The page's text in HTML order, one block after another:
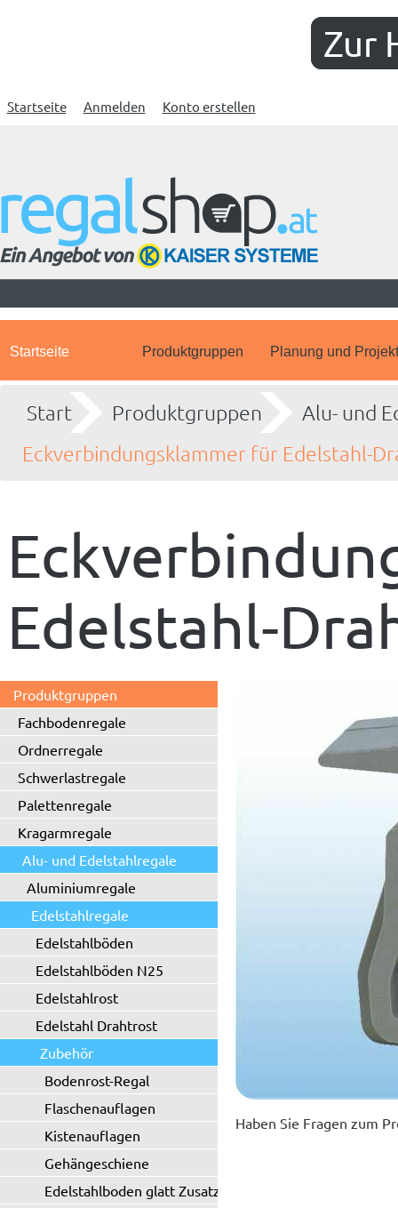
Zur
Startseite Anmelden Konto erstellen
Startseite Produktgruppen Planung und
Start Produktgruppen
Alu- und
Eckverbindungsklammer für Edelstahl-
Edelstahl-
Produktgruppen
Fachbodenregale
Ordnerregale
Schwerlastregale
Palettenregale
Kragarmregale
Alu- und Edelstahlregale
Aluminiumregale
Edelstahlregale
Edelstahlböden
Edelstahlböden N25
Edelstahlrost
Edelstahl Drahtrost
Zubehör
Bodenrost-Regal
Flaschenauflagen
Kistenauflagen
Gehängeschiene
Edelstahlboden glatt Zusatzboden
Haben Sie Fragen zum